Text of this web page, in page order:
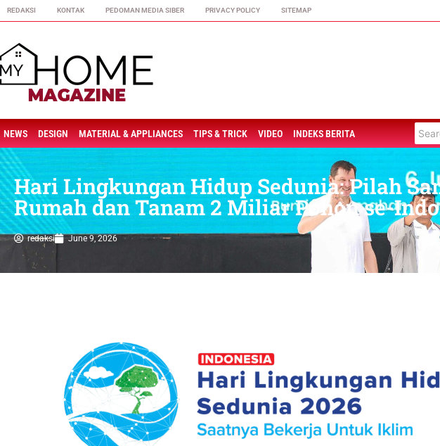
REDAKSI KONTAK PEDOMAN MEDIA SIBER PRIVACY POLICY SITEMAP
NEWS DESIGN MATERIAL & APPLIANCES TIPS & TRICK VIDEO INDEKS BERITA
Hari Lingkungan Hidup Sedunia: Pilah
Rumah dan Tanam 2 Miliar Pohon se-
redaksi June 9, 2026